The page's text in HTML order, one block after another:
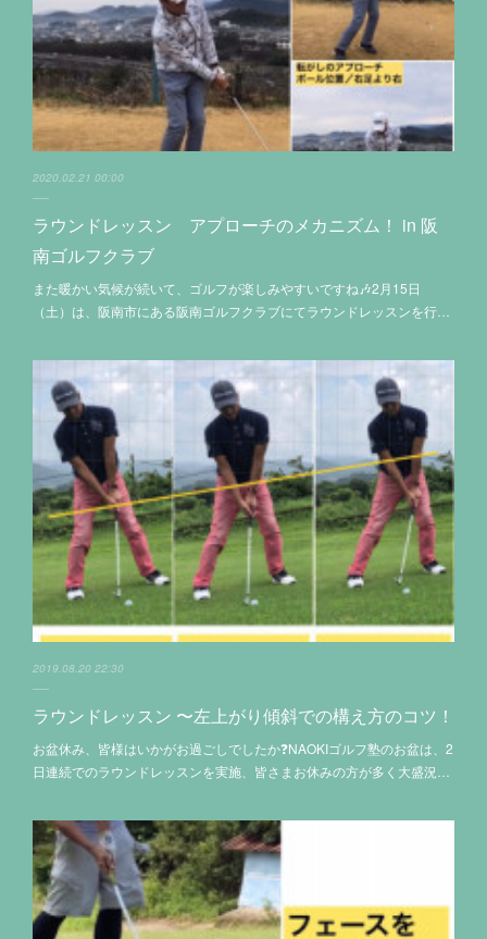
2020.02.21 00:00
ラウンドレッスン アプローチのメカニズム！ in 阪
南ゴルフクラブ
また暖かい気候が続いて、ゴルフが楽しみやすいですね🎶2月15日
（土）は、阪南市にある阪南ゴルフクラブにてラウンドレッスンを行…
2019.08.20 22:30
ラウンドレッスン 〜左上がり傾斜での構え方のコツ！
お盆休み、皆様はいかがお過ごしでしたか❓‪NAOKIゴルフ塾のお盆は、2
日連続でのラウンドレッスンを実施、皆さまお休みの方が多く大盛況…